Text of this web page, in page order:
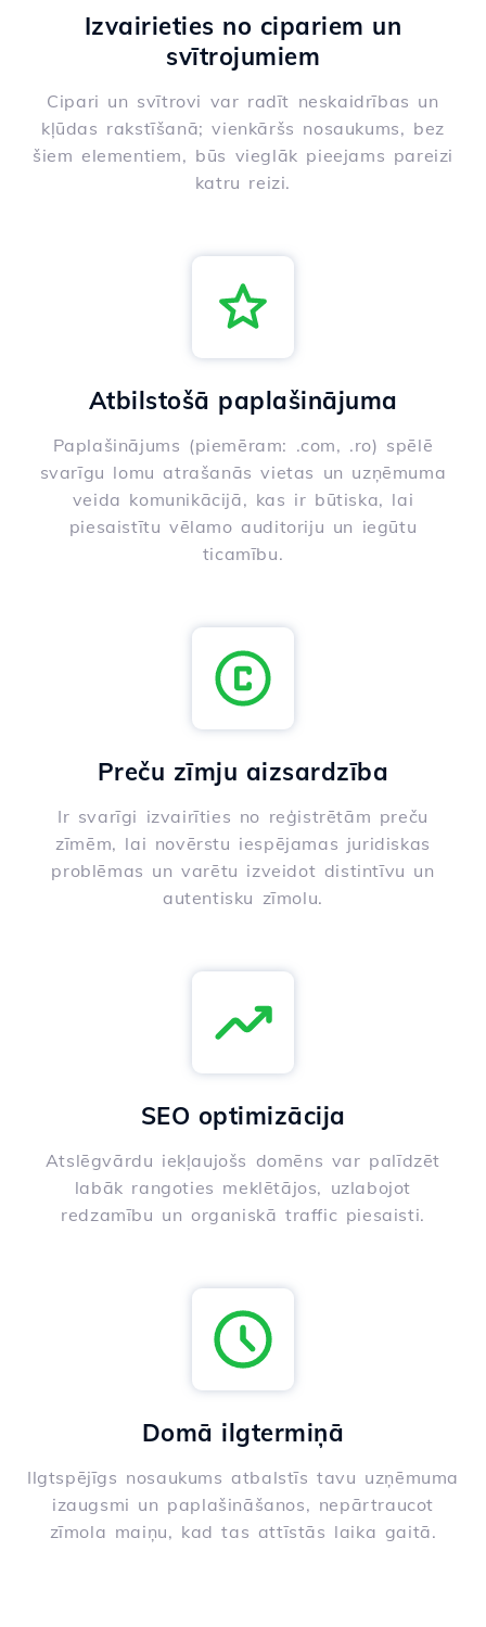
Izvairieties no cipariem un
svītrojumiem
Cipari un svītrovi var radīt neskaidrības un
kļūdas rakstīšanā; vienkāršs nosaukums, bez
šiem elementiem, būs vieglāk pieejams pareizi
katru reizi.
Atbilstošā paplašinājuma
Paplašinājums (piemēram: .com, .ro) spēlē
svarīgu lomu atrašanās vietas un uzņēmuma
veida komunikācijā, kas ir būtiska, lai
piesaistītu vēlamo auditoriju un iegūtu
ticamību.
Preču zīmju aizsardzība
Ir svarīgi izvairīties no reģistrētām preču
zīmēm, lai novērstu iespējamas juridiskas
problēmas un varētu izveidot distintīvu un
autentisku zīmolu.
SEO optimizācija
Atslēgvārdu iekļaujošs domēns var palīdzēt
labāk rangoties meklētājos, uzlabojot
redzamību un organiskā traffic piesaisti.
Domā ilgtermiņā
Ilgtspējīgs nosaukums atbalstīs tavu uzņēmuma
izaugsmi un paplašināšanos, nepārtraucot
zīmola maiņu, kad tas attīstās laika gaitā.